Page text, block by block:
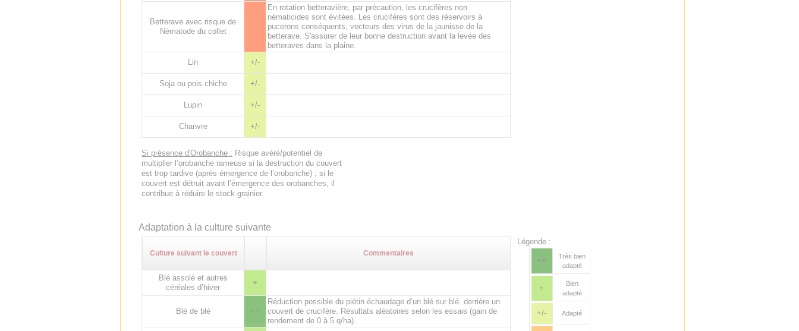
Betterave avec risque de
Nématode du collet
--
En rotation betteravière, par précaution, les crucifères non
nématicides sont évitées. Les crucifères sont des réservoirs à
pucerons conséquents, vecteurs des virus de la jaunisse de la
betterave. S'assurer de leur bonne destruction avant la levée des
betteraves dans la plaine.
Lin
+/-
Soja ou pois chiche +/-
Lupin +/-
Chanvre +/-
Si présence d'Orobanche : Risque avéré/potentiel de
multiplier l’orobanche rameuse si la destruction du couvert
est trop tardive (après émergence de l’orobanche) ; si le
couvert est détruit avant l’émergence des orobanches, il
contribue à réduire le stock grainier.
Adaptation à la culture suivante
Culture suivant le couvert Commentaires
Blé assolé et autres
céréales d’hiver
+
Blé de blé ++
Réduction possible du piétin échaudage d’un blé sur blé. derrière un
couvert de crucifère. Résultats aléatoires selon les essais (gain de
rendement de 0 à 5 q/ha).
Légende :
++
Très bien
adapté
+
Bien
adapté
+/- Adapté